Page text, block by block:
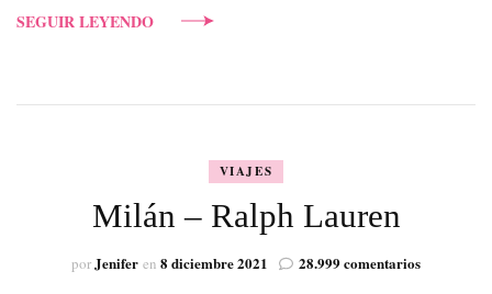
SEGUIR LEYENDO
VIAJES
Milán – Ralph Lauren
porJenifer en 8 diciembre 2021 28.999 comentariosen